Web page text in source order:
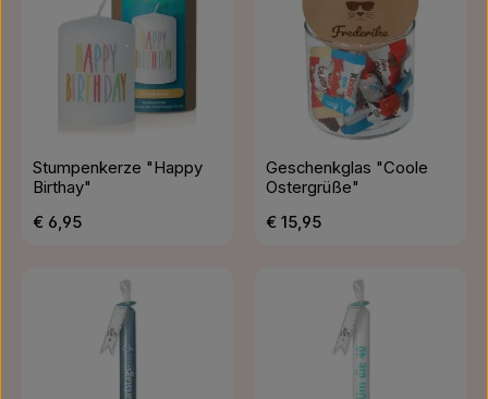
Stumpenkerze "Happy
Birthay"
Regulärer Preis:
€ 6,95
Geschenkglas "Coole
Ostergrüße"
Regulärer Preis:
€ 15,95